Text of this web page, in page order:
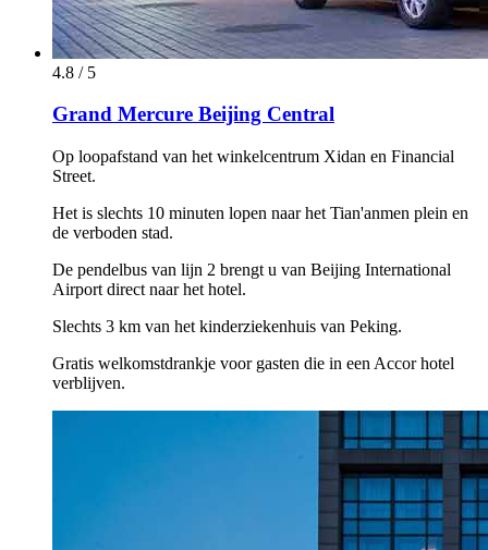
4.8 / 5
Grand Mercure Beijing Central
Op loopafstand van het winkelcentrum Xidan en Financial
Street.
Het is slechts 10 minuten lopen naar het Tian'anmen plein en
de verboden stad.
De pendelbus van lijn 2 brengt u van Beijing International
Airport direct naar het hotel.
Slechts 3 km van het kinderziekenhuis van Peking.
Gratis welkomstdrankje voor gasten die in een Accor hotel
verblijven.